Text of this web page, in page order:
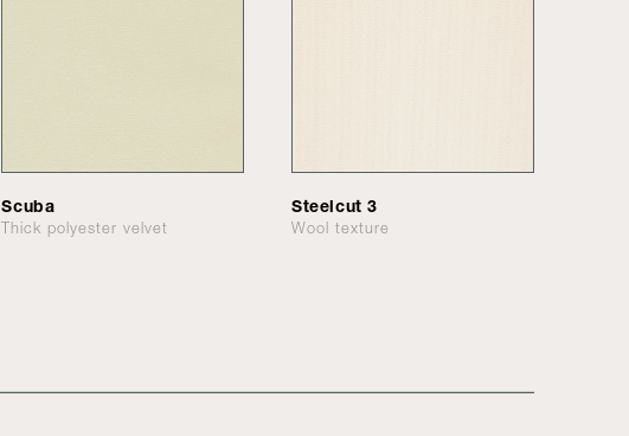
Scuba
Thick polyester velvet
Steelcut 3
Wool texture